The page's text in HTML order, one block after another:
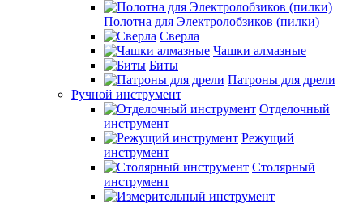
Полотна для Электролобзиков (пилки)
Сверла
Чашки алмазные
Биты
Патроны для дрели
Ручной инструмент
Отделочный
инструмент
Режущий
инструмент
Столярный
инструмент